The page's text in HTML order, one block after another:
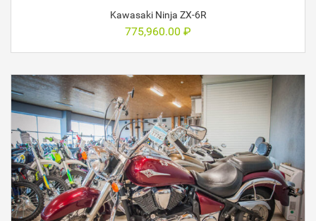
Kawasaki Ninja ZX-6R
775,960.00 ₽